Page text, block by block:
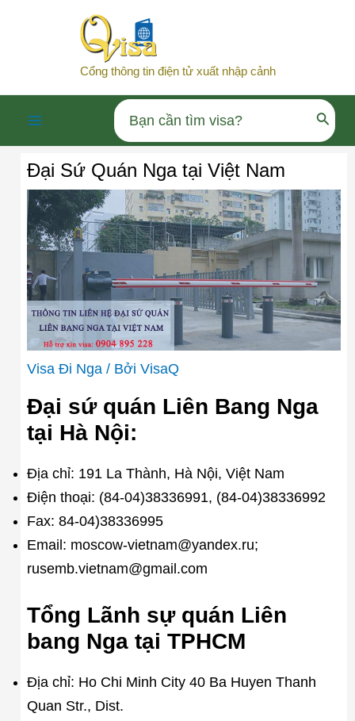
Cổng thông tin điện tử xuất nhập cảnh
Menu
Search
for:
Đại Sứ Quán Nga tại Việt Nam
Visa Đi Nga/ Bởi VisaQ
Đại sứ quán Liên Bang Nga
tại Hà Nội:
Địa chỉ: 191 La Thành, Hà Nội, Việt Nam
Điện thoại: (84-04)38336991, (84-04)38336992
Fax: 84-04)38336995
Email: moscow-vietnam@yandex.ru;
rusemb.vietnam@gmail.com
Tổng Lãnh sự quán Liên
bang Nga tại TPHCM
Địa chỉ: Ho Chi Minh City 40 Ba Huyen Thanh
Quan Str., Dist.